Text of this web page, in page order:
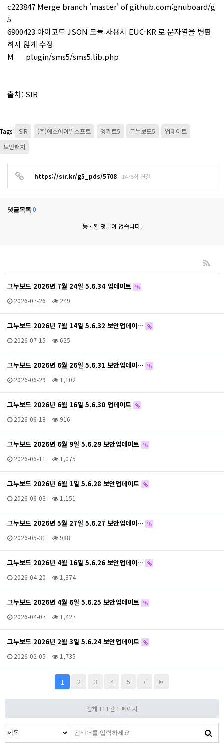
c223847 Merge branch 'master' of github.com:gnuboard/g
5
6900423 아이코드 JSON 모듈 사용시 EUC-KR 로 문자열을 변환
하지 않게 수정
M plugin/sms5/sms5.lib.php
출처: SIR
Tags: SIR (주)에스아이알소프트 영카트5 그누보드5
업데이트
보안패치
https://sir.kr/g5_pds/5708 1475회 연결
댓글목록 0
등록된 댓글이 없습니다.
그누보드 2026년 7월 24일 5.6.34 업데이트
2026-07-26 249
그누보드 2026년 7월 14일 5.6.32 보안업데이…
2026-07-15 625
그누보드 2026년 6월 26일 5.6.31 보안업데이…
2026-06-29 1,102
그누보드 2026년 6월 16일 5.6.30 업데이트
2026-06-18 916
그누보드 2026년 6월 9일 5.6.29 보안업데이트
2026-06-11 1,075
그누보드 2026년 6월 1일 5.6.28 보안업데이트
2026-06-03 1,151
그누보드 2026년 5월 27일 5.6.27 보안업데이…
2026-05-31 988
그누보드 2026년 4월 16일 5.6.26 보안업데이…
2026-04-20 1,374
그누보드 2026년 4월 6일 5.6.25 보안업데이트
2026-04-07 1,427
그누보드 2026년 2월 3일 5.6.24 보안업데이트
2026-02-05 1,735
1 2 3 4 5
전체 111건 1 페이지